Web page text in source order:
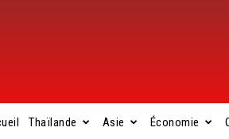
Thaïlande Asie Économie